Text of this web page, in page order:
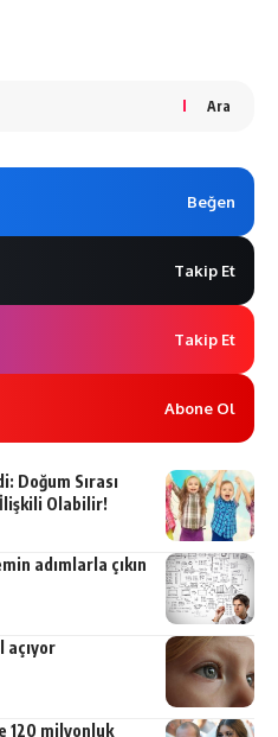
Ara
Beğen
Takip Et
Takip Et
Abone Ol
Doğum Sırası
İlişkili Olabilir!
adımlarla çıkın
açıyor
120 milyonluk